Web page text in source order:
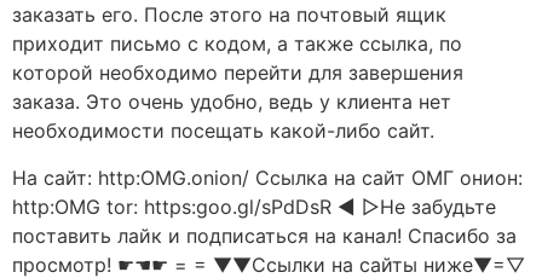
заказать его. После этого на почтовый ящик
приходит письмо с кодом, а также ссылка, по
которой необходимо перейти для завершения
заказа. Это очень удобно, ведь у клиента нет
необходимости посещать какой-либо сайт.
На сайт: http:OMG.onion/ Ссылка на сайт ОМГ онион:
http:OMG tor: https:goo.gl/sPdDsR ◄ ▻Не забудьте
поставить лайк и подписаться на канал! Спасибо за
просмотр! ☛☚☛ = = ▼▼Ссылки на сайты ниже▼=▽